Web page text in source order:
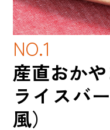
NO.1
産直おか
ライスバ
風）